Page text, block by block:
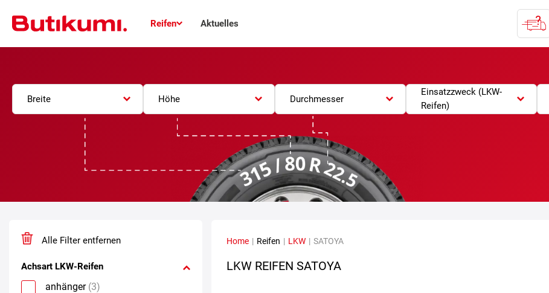
Reifen Aktuelles
Breite Höhe Durchmesser
Einsatzzweck (LKW-
Reifen)
Alle Filter entfernen
Achsart LKW-Reifen
anhänger (3)
Home | Reifen | LKW | SATOYA
LKW REIFEN SATOYA